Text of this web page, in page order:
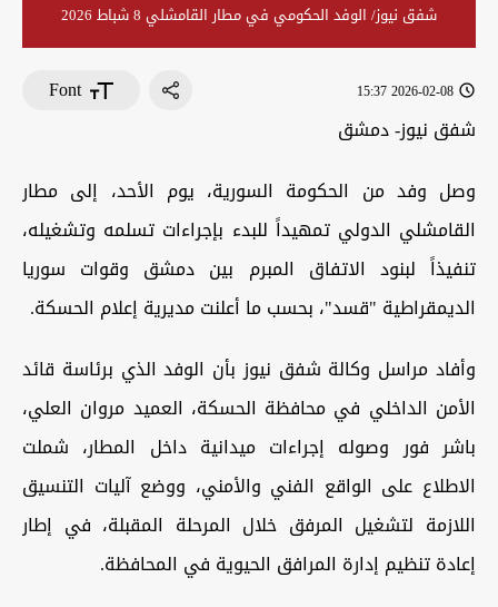
شفق نيوز/ الوفد الحكومي في مطار القامشلي 8 شباط 2026
2026-02-08 15:37
Font
شفق نيوز- دمشق
وصل وفد من الحكومة السورية، يوم الأحد، إلى مطار
القامشلي الدولي تمهيداً للبدء بإجراءات تسلمه وتشغيله،
تنفيذاً لبنود الاتفاق المبرم بين دمشق وقوات سوريا
الديمقراطية "قسد"، بحسب ما أعلنت مديرية إعلام الحسكة.
وأفاد مراسل وكالة شفق نيوز بأن الوفد الذي برئاسة قائد
الأمن الداخلي في محافظة الحسكة، العميد مروان العلي،
باشر فور وصوله إجراءات ميدانية داخل المطار، شملت
الاطلاع على الواقع الفني والأمني، ووضع آليات التنسيق
اللازمة لتشغيل المرفق خلال المرحلة المقبلة، في إطار
إعادة تنظيم إدارة المرافق الحيوية في المحافظة.